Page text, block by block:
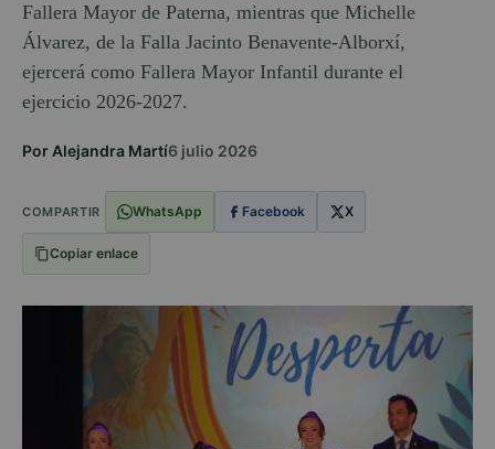
Fallera Mayor de Paterna, mientras que Michelle
Álvarez, de la Falla Jacinto Benavente-Alborxí,
ejercerá como Fallera Mayor Infantil durante el
ejercicio 2026-2027.
Por Alejandra Martí6 julio 2026
COMPARTIR WhatsApp Facebook X
Copiar enlace